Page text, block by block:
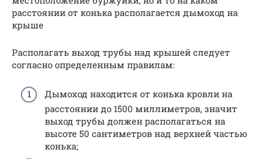
расстоянии от конька располагается дымоход на
крыше
Располагать выход трубы над крышей следует
согласно определенным правилам:
Дымоход находится от конька кровли на
расстоянии до 1500 миллиметров, значит
выход трубы должен располагаться на
высоте 50 сантиметров над верхней частью
конька;